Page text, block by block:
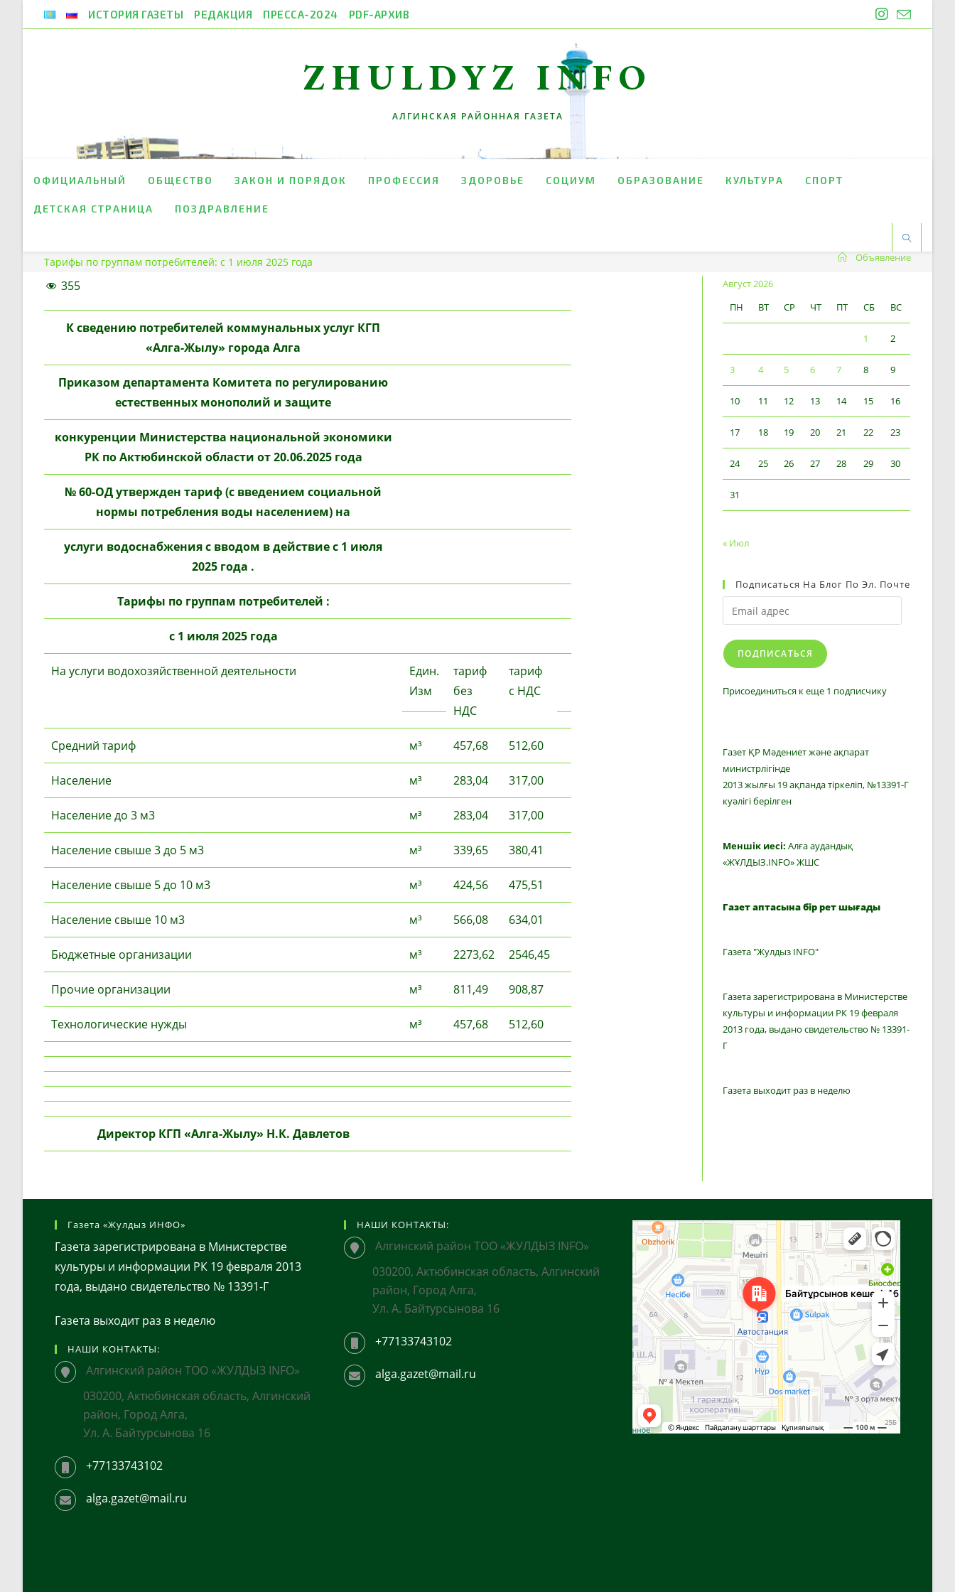
ИСТОРИЯ ГАЗЕТЫ РЕДАКЦИЯ ПРЕССА-2024 PDF-АРХИВ
ZHULDYZ INFO
АЛГИНСКАЯ РАЙОННАЯ ГАЗЕТА
ОФИЦИАЛЬНЫЙ ОБЩЕСТВО ЗАКОН И ПОРЯДОК ПРОФЕССИЯ ЗДОРОВЬЕ СОЦИУМ ОБРАЗОВАНИЕ КУЛЬТУРА СПОРТ
ДЕТСКАЯ СТРАНИЦА ПОЗДРАВЛЕНИЕ
Тарифы по группам потребителей: с 1 июля 2025 года Объявление
355
К сведению потребителей коммунальных услуг КГП
«Алга-Жылу» города Алга
Приказом департамента Комитета по регулированию
естественных монополий и защите
конкуренции Министерства национальной экономики
РК по Актюбинской области от 20.06.2025 года
№ 60-ОД утвержден тариф (с введением социальной
нормы потребления воды населением) на
услуги водоснабжения с вводом в действие с 1 июля
2025 года .
Тарифы по группам потребителей :
с 1 июля 2025 года
На услуги водохозяйственной деятельности
Един.
Изм
тариф
без
НДС
тариф
с НДС
Средний тариф м³ 457,68 512,60
Население м³ 283,04 317,00
Население до 3 м3 м³ 283,04 317,00
Население свыше 3 до 5 м3 м³ 339,65 380,41
Население свыше 5 до 10 м3 м³ 424,56 475,51
Население свыше 10 м3 м³ 566,08 634,01
Бюджетные организации м³ 2273,62 2546,45
Прочие организации м³ 811,49 908,87
Технологические нужды м³ 457,68 512,60
Директор КГП «Алга-Жылу» Н.К. Давлетов
Август 2026
ПН
ВТ СР ЧТ ПТ СБ ВС
1 2
3 4 5 6 7 8 9
10 11 12 13 14 15 16
17 18 19 20 21 22 23
24 25 26 27 28 29 30
31
« Июл
Подписаться На Блог По Эл. Почте
Email
адрес
ПОДПИСАТЬСЯ
Присоединиться к еще 1 подписчику
Газет ҚР Мәдениет және ақпарат
министрлігінде
2013 жылғы 19 ақпанда тіркеліп, №13391-Г
куәлігі берілген
Меншік иесі: Алға аудандық
«ЖҰЛДЫЗ.INFO» ЖШС
Газет аптасына бір рет шығады
Газета "Жулдыз INFO"
Газета зарегистрирована в Министерстве
культуры и информации РК 19 февраля
2013 года, выдано свидетельство № 13391-
Г
Газета выходит раз в неделю
Газета «Жулдыз ИНФО»
Газета зарегистрирована в Министерстве
культуры и информации РК 19 февраля 2013
года, выдано свидетельство № 13391-Г
Газета выходит раз в неделю
НАШИ КОНТАКТЫ:
Алгинский район ТОО «ЖУЛДЫЗ INFO»
030200, Актюбинская область, Алгинский
район, Город Алга,
Ул. А. Байтурсынова 16
+77133743102
alga.gazet@mail.ru
НАШИ КОНТАКТЫ:
Алгинский район ТОО «ЖУЛДЫЗ INFO»
030200, Актюбинская область, Алгинский
район, Город Алга,
Ул. А. Байтурсынова 16
+77133743102
alga.gazet@mail.ru
Алга
Улица Байтурсынова, 16 — Яндекс Карты